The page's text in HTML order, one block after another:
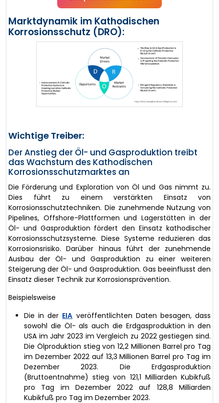
Marktdynamik im Kathodischen
Korrosionsschutz (DRO):
Wichtige Treiber:
Der Anstieg der Öl- und Gasproduktion treibt
das Wachstum des Kathodischen
Korrosionsschutzmarktes an
Die Förderung und Exploration von Öl und Gas nimmt zu.
Dies führt zu einem verstärkten Einsatz von
Korrosionsschutztechniken. Die zunehmende Nutzung von
Pipelines, Offshore-Plattformen und Lagerstätten in der
Öl- und Gasproduktion fördert den Einsatz kathodischer
Korrosionsschutzsysteme. Diese Systeme reduzieren das
Korrosionsrisiko. Darüber hinaus führt der zunehmende
Ausbau der Öl- und Gasproduktion zu einer weiteren
Steigerung der Öl- und Gasproduktion. Gas beeinflusst den
Einsatz dieser Technik zur Korrosionsprävention.
Beispielsweise
Die in der EIA veröffentlichten Daten besagen, dass
sowohl die Öl- als auch die Erdgasproduktion in den
USA im Jahr 2023 im Vergleich zu 2022 gestiegen sind.
Die Ölproduktion stieg von 12,2 Millionen Barrel pro Tag
im Dezember 2022 auf 13,3 Millionen Barrel pro Tag im
Dezember 2023. Die Erdgasproduktion
(Bruttoentnahme) stieg von 121,1 Milliarden Kubikfuß
pro Tag im Dezember 2022 auf 128,8 Milliarden
Kubikfuß pro Tag im Dezember 2023.